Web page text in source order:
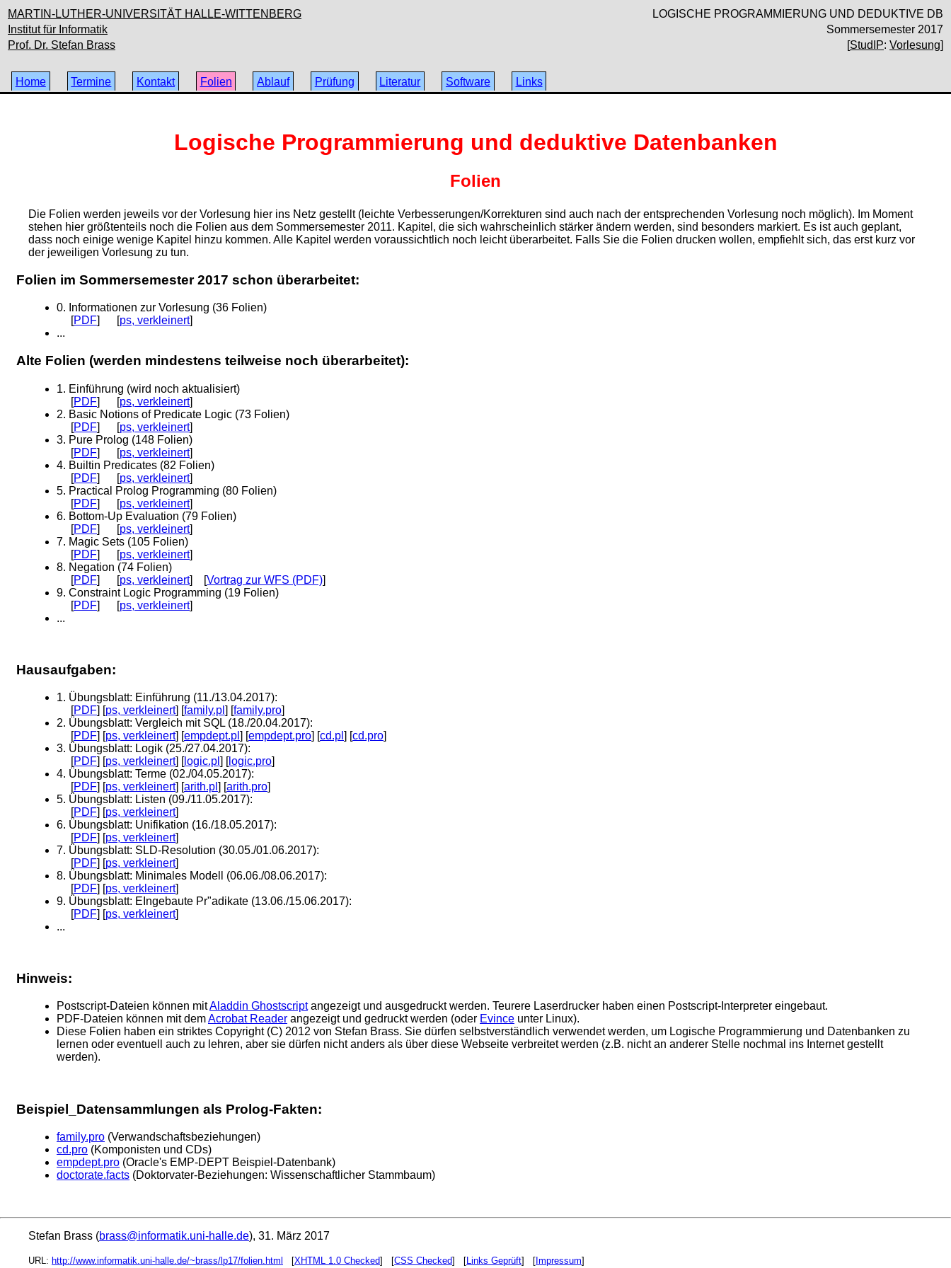
MARTIN-LUTHER-UNIVERSITÄT HALLE-WITTENBERG
LOGISCHE PROGRAMMIERUNG UND DEDUKTIVE DB
Institut für Informatik
Sommersemester 2017
Prof. Dr. Stefan Brass
[StudIP: Vorlesung]
Home Termine Kontakt Folien Ablauf Prüfung Literatur Software Links
Logische Programmierung und deduktive Datenbanken
Folien
Die Folien werden jeweils vor der Vorlesung hier ins Netz gestellt (leichte Verbesserungen/Korrekturen sind auch nach der entsprechenden Vorlesung noch möglich). Im Moment
stehen hier größtenteils noch die Folien aus dem Sommersemester 2011. Kapitel, die sich wahrscheinlich stärker ändern werden, sind besonders markiert. Es ist auch geplant,
dass noch einige wenige Kapitel hinzu kommen. Alle Kapitel werden voraussichtlich noch leicht überarbeitet. Falls Sie die Folien drucken wollen, empfiehlt sich, das erst kurz vor
der jeweiligen Vorlesung zu tun.
Folien im Sommersemester 2017 schon überarbeitet:
0. Informationen zur Vorlesung (36 Folien)
[PDF] [ps, verkleinert]
...
Alte Folien (werden mindestens teilweise noch überarbeitet):
1. Einführung (wird noch aktualisiert)
[PDF] [ps, verkleinert]
2. Basic Notions of Predicate Logic (73 Folien)
[PDF] [ps, verkleinert]
3. Pure Prolog (148 Folien)
[PDF] [ps, verkleinert]
4. Builtin Predicates (82 Folien)
[PDF] [ps, verkleinert]
5. Practical Prolog Programming (80 Folien)
[PDF] [ps, verkleinert]
6. Bottom-Up Evaluation (79 Folien)
[PDF] [ps, verkleinert]
7. Magic Sets (105 Folien)
[PDF] [ps, verkleinert]
8. Negation (74 Folien)
[PDF] [ps, verkleinert] [Vortrag zur WFS (PDF)]
9. Constraint Logic Programming (19 Folien)
[PDF] [ps, verkleinert]
...
Hausaufgaben:
1. Übungsblatt: Einführung (11./13.04.2017):
[PDF] [ps, verkleinert] [family.pl ] [family.pro]
2. Übungsblatt: Vergleich mit SQL (18./20.04.2017):
[PDF] [ps, verkleinert] [empdept.pl ] [empdept.pro] [cd.pl ] [cd.pro]
3. Übungsblatt: Logik (25./27.04.2017):
[PDF] [ps, verkleinert] [logic.pl ] [logic.pro]
4. Übungsblatt: Terme (02./04.05.2017):
[PDF] [ps, verkleinert] [arith.pl ] [arith.pro]
5. Übungsblatt: Listen (09./11.05.2017):
[PDF] [ps, verkleinert]
6. Übungsblatt: Unifikation (16./18.05.2017):
[PDF] [ps, verkleinert]
7. Übungsblatt: SLD-Resolution (30.05./01.06.2017):
[PDF] [ps, verkleinert]
8. Übungsblatt: Minimales Modell (06.06./08.06.2017):
[PDF] [ps, verkleinert]
9. Übungsblatt: EIngebaute Pr"adikate (13.06./15.06.2017):
[PDF] [ps, verkleinert]
...
Hinweis:
Postscript-Dateien können mitAladdin Ghostscriptangezeigt und ausgedruckt werden. Teurere Laserdrucker haben einen Postscript-Interpreter eingebaut.
PDF-Dateien können mit demAcrobat Reader angezeigt und gedruckt werden (oder Evince unter Linux).
Diese Folien haben ein striktes Copyright (C) 2012 von Stefan Brass. Sie dürfen selbstverständlich verwendet werden, um Logische Programmierung und Datenbanken zu
lernen oder eventuell auch zu lehren, aber sie dürfen nicht anders als über diese Webseite verbreitet werden (z.B. nicht an anderer Stelle nochmal ins Internet gestellt
werden).
Beispiel_Datensammlungen als Prolog-Fakten:
family.pro (Verwandschaftsbeziehungen)
cd.pro (Komponisten und CDs)
empdept.pro (Oracle's EMP-DEPT Beispiel-Datenbank)
doctorate.facts (Doktorvater-Beziehungen: Wissenschaftlicher Stammbaum)
Stefan Brass (brass@informatik.uni-halle.de), 31. März 2017
URL: http://www.informatik.uni-halle.de/~brass/lp17/folien.html [XHTML 1.0 Checked] [CSS Checked] [Links Geprüft] [Impressum]